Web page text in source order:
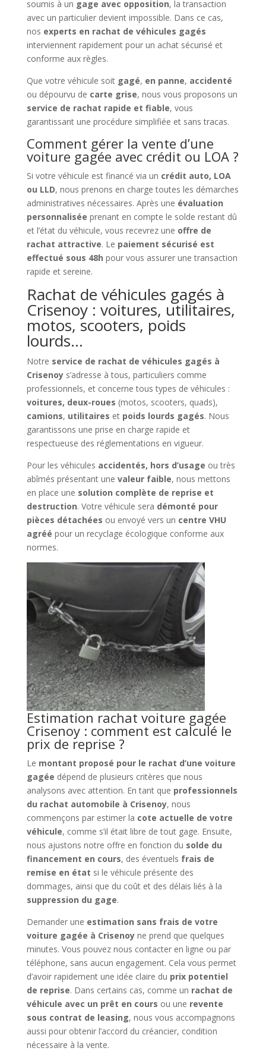
soumis à un gage avec opposition, la transaction
avec un particulier devient impossible. Dans ce cas,
nos experts en rachat de véhicules gagés
interviennent rapidement pour un achat sécurisé et
conforme aux règles.
Que votre véhicule soit gagé, en panne, accidenté
ou dépourvu de carte grise, nous vous proposons un
service de rachat rapide et fiable, vous
garantissant une procédure simplifiée et sans tracas.
Comment gérer la vente d’une
voiture gagée avec crédit ou LOA ?
Si votre véhicule est financé via un crédit auto, LOA
ou LLD, nous prenons en charge toutes les démarches
administratives nécessaires. Après une évaluation
personnalisée prenant en compte le solde restant dû
et l’état du véhicule, vous recevrez une offre de
rachat attractive. Le paiement sécurisé est
effectué sous 48h pour vous assurer une transaction
rapide et sereine.
Rachat de véhicules gagés à
Crisenoy : voitures, utilitaires,
motos, scooters, poids
lourds…
Notre service de rachat de véhicules gagés à
Crisenoys’adresse à tous, particuliers comme
professionnels, et concerne tous types de véhicules :
voitures, deux-roues (motos, scooters, quads),
camions, utilitaires et poids lourds gagés. Nous
garantissons une prise en charge rapide et
respectueuse des réglementations en vigueur.
Pour les véhicules accidentés, hors d’usage ou très
abîmés présentant une valeur faible, nous mettons
en place une solution complète de reprise et
destruction. Votre véhicule sera démonté pour
pièces détachées ou envoyé vers un centre VHU
agréé pour un recyclage écologique conforme aux
normes.
Estimation rachat voiture gagée
Crisenoy : comment est calculé le
prix de reprise ?
Le montant proposé pour le rachat d’une voiture
gagée dépend de plusieurs critères que nous
analysons avec attention. En tant que professionnels
du rachat automobile à Crisenoy, nous
commençons par estimer la cote actuelle de votre
véhicule, comme s’il était libre de tout gage. Ensuite,
nous ajustons notre offre en fonction du solde du
financement en cours, des éventuels frais de
remise en état si le véhicule présente des
dommages, ainsi que du coût et des délais liés à la
suppression du gage.
Demander une estimation sans frais de votre
voiture gagée à Crisenoyne prend que quelques
minutes. Vous pouvez nous contacter en ligne ou par
téléphone, sans aucun engagement. Cela vous permet
d’avoir rapidement une idée claire du prix potentiel
de reprise. Dans certains cas, comme un rachat de
véhicule avec un prêt en cours ou une revente
sous contrat de leasing, nous vous accompagnons
aussi pour obtenir l’accord du créancier, condition
nécessaire à la vente.